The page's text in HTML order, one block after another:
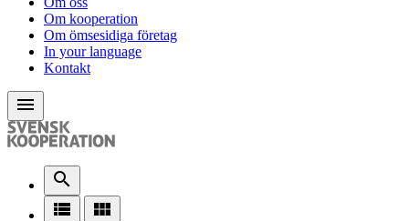
Om kooperation
Om ömsesidiga företag
In your language
Kontakt
menu
search
view_list
view_module